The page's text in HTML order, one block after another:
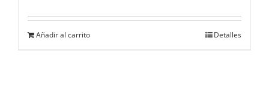
Añadir al carrito Detalles